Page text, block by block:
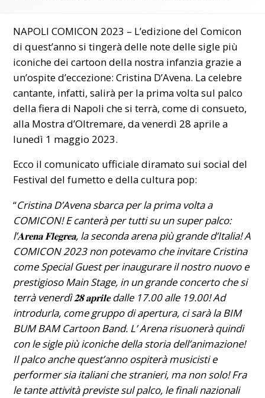
NAPOLI COMICON 2023 – L’edizione del Comicon
di quest’anno si tingerà delle note delle sigle più
iconiche dei cartoon della nostra infanzia grazie a
un’ospite d’eccezione: Cristina D’Avena. La celebre
cantante, infatti, salirà per la prima volta sul palco
della fiera di Napoli che si terrà, come di consueto,
alla Mostra d’Oltremare, da venerdì 28 aprile a
lunedì 1 maggio 2023.
Ecco il comunicato ufficiale diramato sui social del
Festival del fumetto e della cultura pop:
“Cristina D’Avena sbarca per la prima volta a
COMICON! E canterà per tutti su un super palco:
l’𝐀𝐫𝐞𝐧𝐚 𝐅𝐥𝐞𝐠𝐫𝐞𝐚, la seconda arena più grande d’Italia! A
COMICON 2023 non potevamo che invitare Cristina
come Special Guest per inaugurare il nostro nuovo e
prestigioso Main Stage, in un grande concerto che si
terrà venerdì 𝟐𝟖 𝐚𝐩𝐫𝐢𝐥𝐞 dalle 17.00 alle 19.00! Ad
introdurla, come gruppo di apertura, ci sarà la BIM
BUM BAM Cartoon Band. L’ Arena risuonerà quindi
con le sigle più iconiche della storia dell’animazione!
Il palco anche quest’anno ospiterà musicisti e
performer sia italiani che stranieri, ma non solo! Fra
le tante attività previste sul palco, le finali nazionali